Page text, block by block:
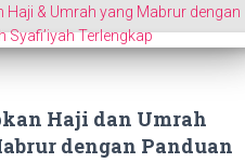
Haji dan Umrah
dengan Panduan